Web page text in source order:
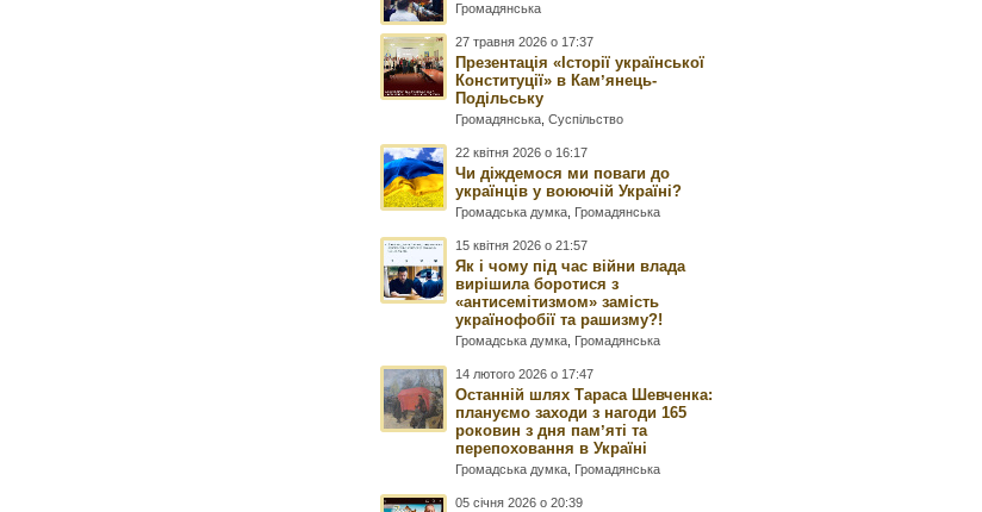
Громадянська
27 травня 2026 о 17:37
Презентація «Історії української
Конституції» в Камʼянець-
Подільську
Громадянська ,Суспільство
22 квітня 2026 о 16:17
Чи діждемося ми поваги до
українців у воюючій Україні?
Громадська думка Громадянська
15 квітня 2026 о 21:57
Як і чому під час війни влада
вирішила боротися з
«антисемітизмом» замість
українофобії та рашизму?!
Громадська думка Громадянська
14 лютого 2026 о 17:47
Останній шлях Тараса Шевченка:
плануємо заходи з нагоди 165
роковин з дня памʼяті та
перепоховання в Україні
Громадська думка Громадянська
05 січня 2026 о 20:39